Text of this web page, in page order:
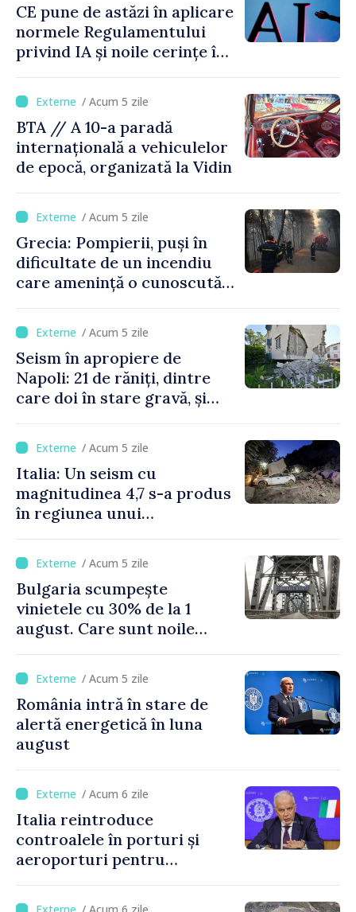
CE pune de astăzi în aplicare
normele Regulamentului
privind IA și noile cerințe în
/ Acum 5 zile
BTA // A 10-a paradă
internațională a vehiculelor
de epocă, organizată la Vidin
/ Acum 5 zile
Grecia: Pompierii, puși în
dificultate de un incendiu
care amenință o cunoscută
/ Acum 5 zile
Seism în apropiere de
Napoli: 21 de răniți, dintre
care doi în stare gravă, și
/ Acum 5 zile
Italia: Un seism cu
magnitudinea 4,7 s-a produs
în regiunea unui
de Napoli
/ Acum 5 zile
Bulgaria scumpește
vinietele cu 30% de la 1
august. Care sunt noile
/ Acum 5 zile
România intră în stare de
alertă energetică în luna
august
/ Acum 6 zile
Italia reintroduce
controalele în porturi și
aeroporturi pentru
crizei migranților din Ceuta
/ Acum 6 zile